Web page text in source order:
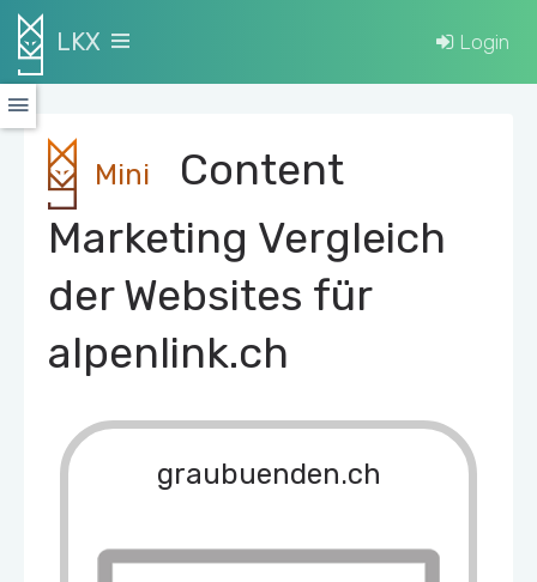
LKX Login
Mini
Content
Marketing Vergleich
der Websites für
alpenlink.ch
graubuenden.ch